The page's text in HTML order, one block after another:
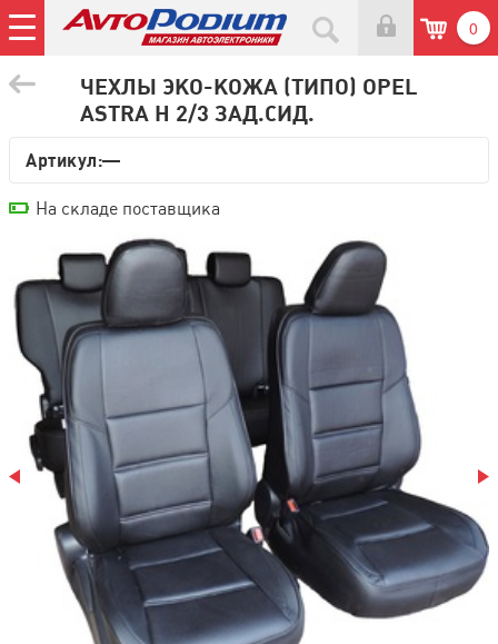
0
ЧЕХЛЫ ЭКО-КОЖА (ТИПО) OPEL
ASTRA H 2/3 ЗАД.СИД.
Артикул:—
На складе поставщика